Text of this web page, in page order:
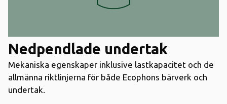
Nedpendlade undertak
Mekaniska egenskaper inklusive lastkapacitet och de
allmänna riktlinjerna för både Ecophons bärverk och
undertak.